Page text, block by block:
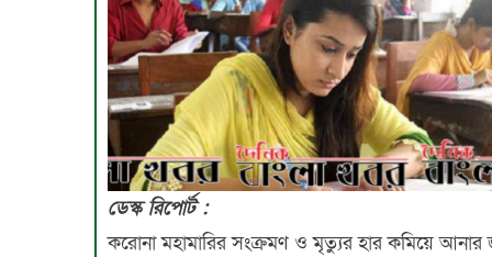
ডেস্ক রিপোর্ট :
করোনা মহামারির সংক্রমণ ও মৃত্যুর হার কমিয়ে আনার